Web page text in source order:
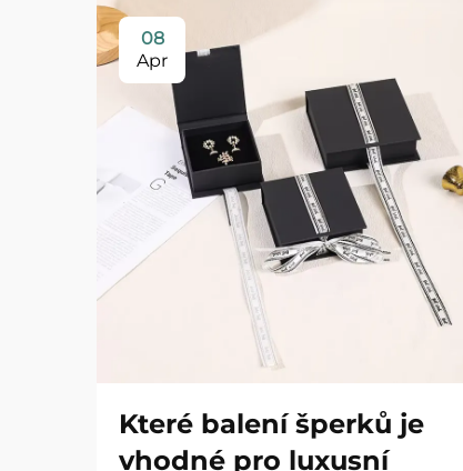
08
Apr
Které balení šperků je
vhodné pro luxusní